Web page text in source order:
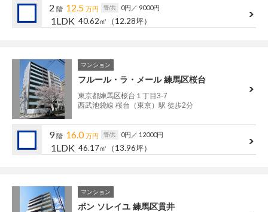
2 階 12.5 万円 管/共 0円 ／ 9000円
1LDK 40.62㎡ （12.28坪）
マンション
フルール・ラ・メール 練馬区桜台
東京都練馬区桜台１丁目3-7
西武池袋線 桜台（東京）駅 徒歩2分
9階 16.0万円 管/共 0円 ／ 12000円
1LDK 46.17㎡ （13.96坪）
マンション
ボン ソレイユ 練馬区貫井